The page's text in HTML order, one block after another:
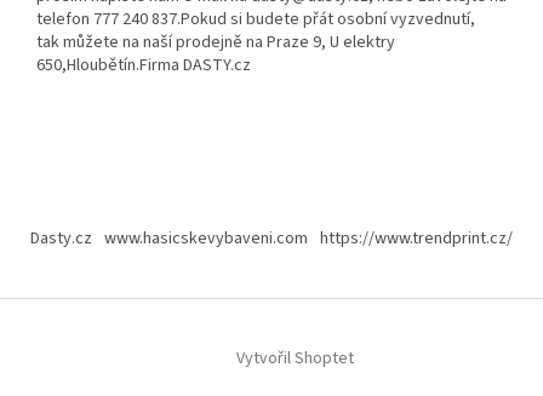
telefon 777 240 837.Pokud si budete přát osobní vyzvednutí,
tak můžete na naší prodejně na Praze 9, U elektry
650,Hloubětín.Firma DASTY.cz
Dasty.cz www.hasicskevybaveni.com https://www.trendprint.cz/
Vytvořil Shoptet